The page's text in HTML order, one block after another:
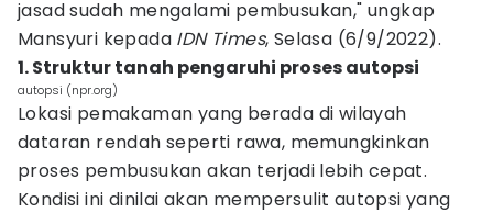
jasad sudah mengalami pembusukan," ungkap
Mansyuri kepada IDN Times, Selasa (6/9/2022).
1. Struktur tanah pengaruhi proses autopsi
autopsi (npr.org)
Lokasi pemakaman yang berada di wilayah
dataran rendah seperti rawa, memungkinkan
proses pembusukan akan terjadi lebih cepat.
Kondisi ini dinilai akan mempersulit autopsi yang